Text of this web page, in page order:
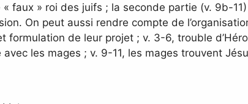
faux » roi des juifs ; la seconde partie (v. 9b-
On peut aussi rendre compte de
formulation de leur projet ; v. 3-6, trouble
avec les mages ; v. 9-11, les mages trouvent